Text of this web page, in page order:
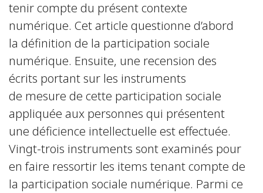
tenir compte du présent contexte
numérique. Cet article questionne d’abord
la définition de la participation sociale
numérique. Ensuite, une recension des
écrits portant sur les instruments
de mesure de cette participation sociale
appliquée aux personnes qui présentent
une déficience intellectuelle est effectuée.
Vingt-trois instruments sont examinés pour
en faire ressortir les items tenant compte de
la participation sociale numérique. Parmi ce